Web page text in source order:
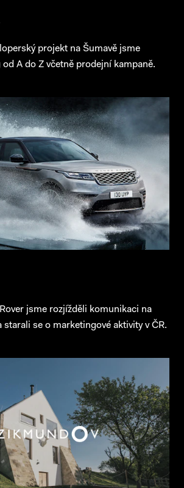
projekt na Šumavě jsme
A do Z včetně prodejní kampaně.
jsme rozjížděli komunikaci na
se o marketingové aktivity v ČR.